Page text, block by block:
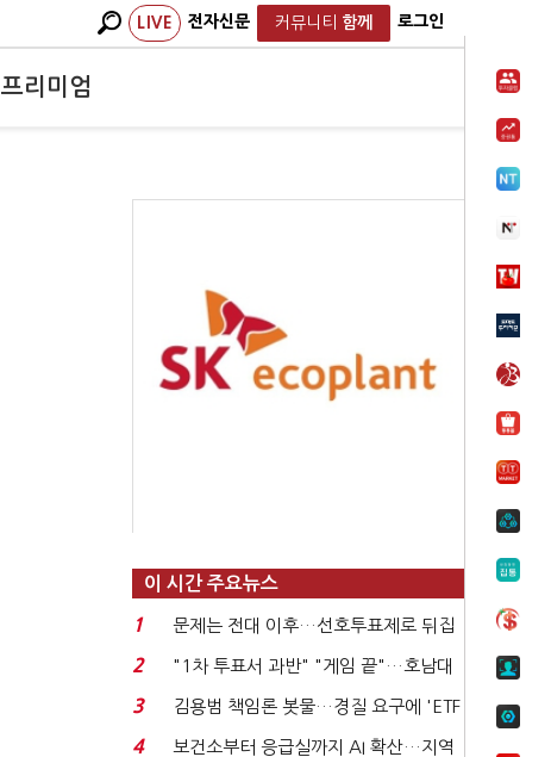
LIVE 전자신문 커뮤니티 함께 로그인
프리미엄
이 시간 주요뉴스
1
문제는 전대 이후…선호투표제로 뒤집
힐 땐 '지지층 불...
2
"1차 투표서 과반" "게임 끝"…호남대
전 앞두고 '충돌'...
3
김용범 책임론 봇물…경질 요구에 'ETF
특검' 주장까지...
4
보건소부터 응급실까지 AI 확산…지역